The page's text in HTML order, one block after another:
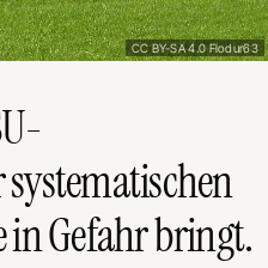
CC BY-SA 4.0 Flodur63
in Gefahr bringt.